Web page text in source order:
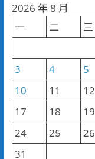
類
2026 年 8 月
一
二 三
3
4 5
10
11 12
17
18 19
24
25 26
31